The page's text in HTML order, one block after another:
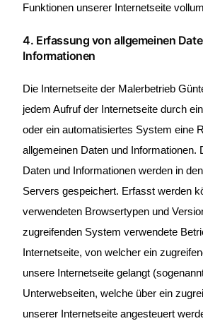
Funktionen unserer Internetseite
4. Erfassung von allgemeinen
Informationen
Die Internetseite der Malerbetrieb
jedem Aufruf der Internetseite durch
oder ein automatisiertes System eine
allgemeinen Daten und Informationen.
Daten und Informationen werden in
Servers gespeichert. Erfasst werden
verwendeten Browsertypen und
zugreifenden System verwendete
Internetseite, von welcher ein
unsere Internetseite gelangt
Unterwebseiten, welche über ein
unserer Internetseite angesteuert